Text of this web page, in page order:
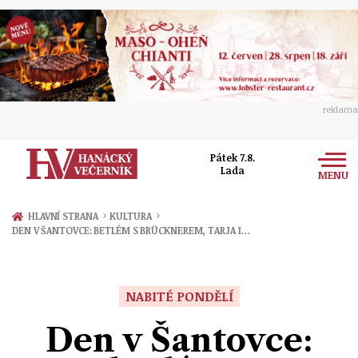
reklama
Pátek 7.8.
Lada
MENU
Zprávy
Ekonomika
Ženy
Sport
HLAVNÍ STRANA › KULTURA ›
DEN V ŠANTOVCE: BETLÉM S BRÜCKNEREM, TARJA I…
NABITÉ PONDĚLÍ
Den v Šantovce: